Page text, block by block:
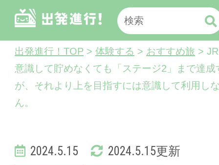
出発進行！TOP > 体験する > おすすめ旅 >
意識して貯めなくても「ステージ2」まで達
が、それより上を目指すには意識して利用し
ん。
2024.5.15 2024.5.15更新